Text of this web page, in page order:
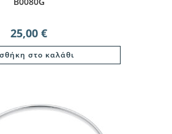
25,00 €
στο καλάθι